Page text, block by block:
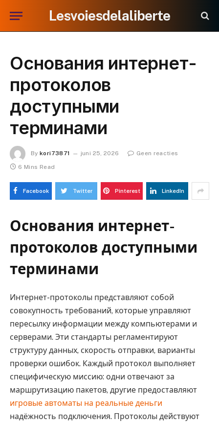
Lesvoiesdelaliberte
Основания интернет-
протоколов
доступными
терминами
By kori73871 juni 25, 2026
Geen reacties
6 Mins Read
Facebook Twitter Pinterest LinkedIn
Основания интернет-
протоколов доступными
терминами
Интернет-протоколы представляют собой
совокупность требований, которые управляют
пересылку информации между компьютерами и
серверами. Эти стандарты регламентируют
структуру данных, скорость отправки, варианты
проверки ошибок. Каждый протокол выполняет
специфическую миссию: одни отвечают за
маршрутизацию пакетов, другие предоставляют
игровые автоматы на реальные деньги
надёжность подключения. Протоколы действуют